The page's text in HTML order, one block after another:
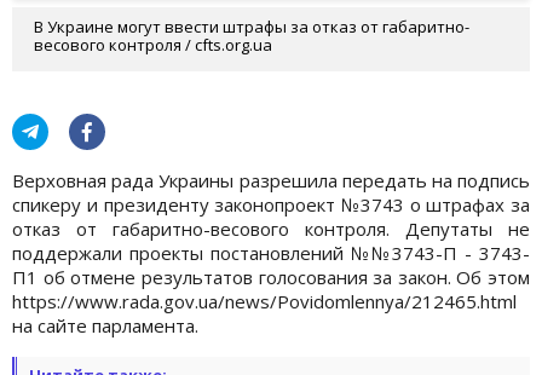
В Украине могут ввести штрафы за отказ от габаритно-
весового контроля / cfts.org.ua
Верховная рада Украины разрешила передать на подпись
спикеру и президенту законопроект №3743 о штрафах за
отказ от габаритно-весового контроля. Депутаты не
поддержали проекты постановлений №№3743-П - 3743-
П1 об отмене результатов голосования за закон. Об этом
https://www.rada.gov.ua/news/Povidomlennya/212465.html
на сайте парламента.